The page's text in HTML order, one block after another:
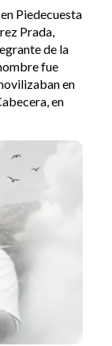
Piedecuesta
Prada,
de la
fue
en
en